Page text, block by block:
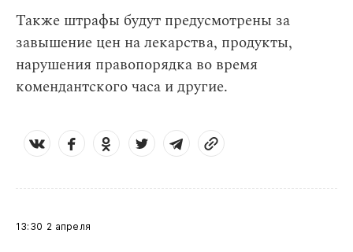
Также штрафы будут предусмотрены за
завышение цен на лекарства, продукты,
нарушения правопорядка во время
комендантского часа и другие.
13:30 2 апреля